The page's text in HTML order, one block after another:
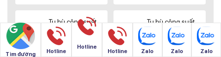
Tụ bù công suất
phản kháng hạ
thế SHIZUKI
Tụ bù công suất
phản kháng hạ
thế SINO
Tìm đường Hotline
Hotline
Hotline Zalo Zalo Zalo